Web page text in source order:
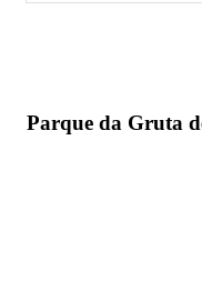
Parque da Gruta